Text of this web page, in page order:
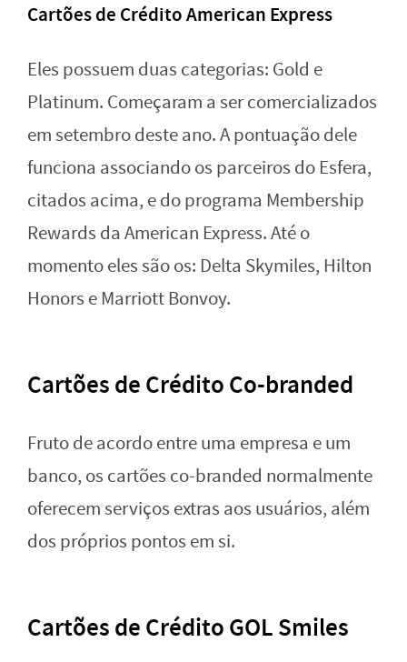
Cartões de Crédito American Express
Eles possuem duas categorias: Gold e
Platinum. Começaram a ser comercializados
em setembro deste ano. A pontuação dele
funciona associando os parceiros do Esfera,
citados acima, e do programa Membership
Rewards da American Express. Até o
momento eles são os: Delta Skymiles, Hilton
Honors e Marriott Bonvoy.
Cartões de Crédito Co-branded
Fruto de acordo entre uma empresa e um
banco, os cartões co-branded normalmente
oferecem serviços extras aos usuários, além
dos próprios pontos em si.
Cartões de Crédito GOL Smiles